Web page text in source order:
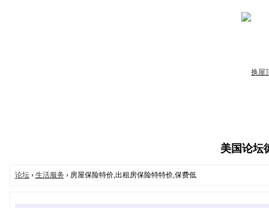
美国论坛
论坛› 生活服务 › 房屋保险特价,出租房保险特特价,保费低